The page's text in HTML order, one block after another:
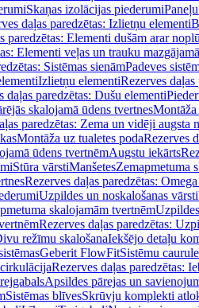
Skaņas izolācijas piederumi
daļas paredzētas: Izlietņu elementi
paredzētas: Elementi dušām arar
Elementi veļas un trauku
Sistēmas sienāmPadeves
Izlietņu elementiRezerves
daļas paredzētas: Dušu elementi
skalojamā ūdens tvertnesMontāža
paredzētas: Zema un vidēji augsta
Montāža uz tualetes podaRezerves
ūdens tvertnēmAugstu iekārts
Stūra vārstiManšetesZemapmetuma
Rezerves daļas paredzētas:
Uzpildes un noskalošanas vārsti
skalojamām tvertnēm
Rezerves daļas paredzētas:
režīmu skalošanaIekšējo detaļu
Geberit FlowFitSistēmu
Rezerves daļas paredzētas:
Apsildes pārejas un
Sistēmas blīvesSkrūvju komplekti